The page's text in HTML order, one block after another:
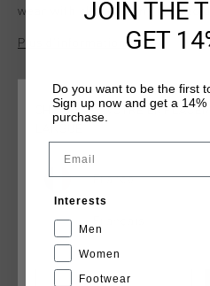
wear with clean, team-inspired
and 5% elastane, this tee
for added comfort and structure.
Plus d’information
TU POURRAIS AIMER
CHOISISSEZ VOTRE
France
JOIN THE
GET
Do you want to be the first
Sign up now and get a
purchase.
Interests
Men
Women
Footwear